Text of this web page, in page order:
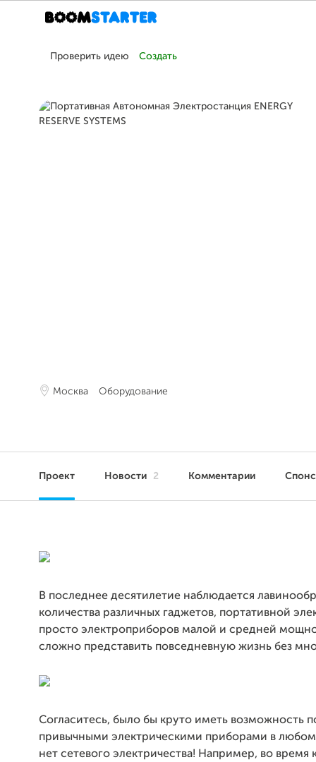
Проверить идею Создать
Москва Оборудование
Проект Новости 2 Комментарии
В последнее десятилетие наблюдается
количества различных гаджетов, портативной
просто электроприборов малой и средней
сложно представить повседневную жизнь без
Согласитесь, было бы круто иметь возможность
привычными электрическими приборами в любом
нет сетевого электричества! Например, во время